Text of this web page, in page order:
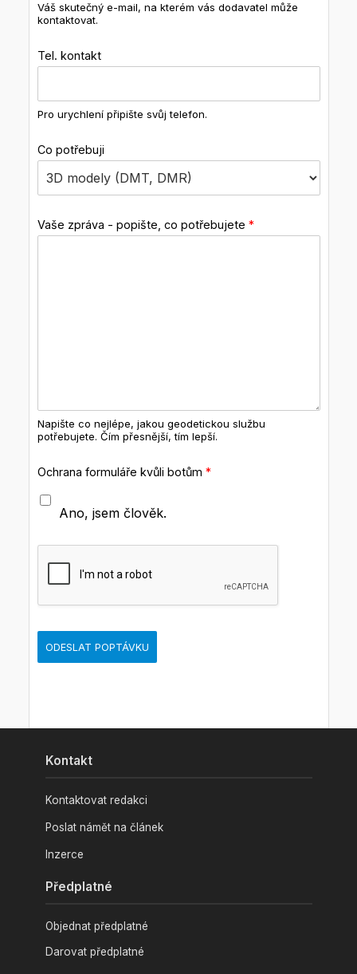
Váš skutečný e-mail, na kterém vás dodavatel může
kontaktovat.
Tel. kontakt
Pro urychlení připište svůj telefon.
Co potřebuji
Vaše zpráva - popište, co potřebujete *
Napište co nejlépe, jakou geodetickou službu
potřebujete. Čím přesnější, tím lepší.
Ochrana formuláře kvůli botům *
Ano, jsem člověk.
ODESLAT POPTÁVKU
Kontakt
Kontaktovat redakci
Poslat námět na článek
Inzerce
Předplatné
Objednat předplatné
Darovat předplatné